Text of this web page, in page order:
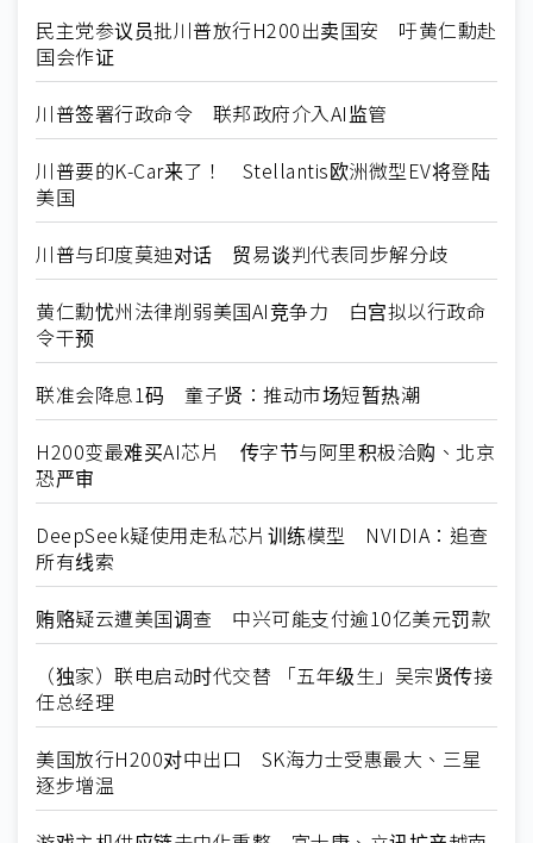
民主党参议员批川普放行H200出卖国安 吁黄仁勳赴
国会作证
川普签署行政命令 联邦政府介入AI监管
川普要的K-Car来了！ Stellantis欧洲微型EV将登陆
美国
川普与印度莫迪对话 贸易谈判代表同步解分歧
黄仁勳忧州法律削弱美国AI竞争力 白宫拟以行政命
令干预
联准会降息1码 童子贤：推动市场短暂热潮
H200变最难买AI芯片 传字节与阿里积极洽购、北京
恐严审
DeepSeek疑使用走私芯片训练模型 NVIDIA：追查
所有线索
贿赂疑云遭美国调查 中兴可能支付逾10亿美元罚款
（独家）联电启动时代交替 「五年级生」吴宗贤传接
任总经理
美国放行H200对中出口 SK海力士受惠最大、三星
逐步增温